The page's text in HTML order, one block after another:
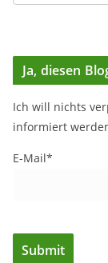
Ja, diesen
Ich will nichts
informiert
E-Mail*